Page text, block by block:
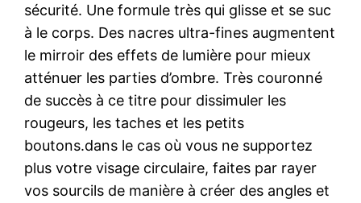
sécurité. Une formule très qui glisse et se suc
à le corps. Des nacres ultra-fines augmentent
le mirroir des effets de lumière pour mieux
atténuer les parties d’ombre. Très couronné
de succès à ce titre pour dissimuler les
rougeurs, les taches et les petits
boutons.dans le cas où vous ne supportez
plus votre visage circulaire, faites par rayer
vos sourcils de manière à créer des angles et